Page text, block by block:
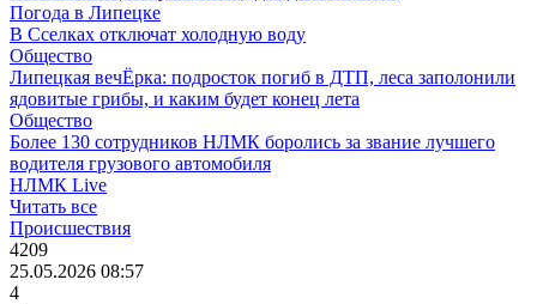
Погода в Липецке
В Сселках отключат холодную воду
Общество
Липецкая вечЁрка: подросток погиб в ДТП, леса заполонили
ядовитые грибы, и каким будет конец лета
Общество
Более 130 сотрудников НЛМК боролись за звание лучшего
водителя грузового автомобиля
НЛМК Live
Читать все
Происшествия
4209
25.05.2026 08:57
4